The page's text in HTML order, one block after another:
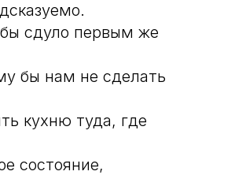
сдуло первым же
бы нам не сделать
кухню туда, где
состояние,